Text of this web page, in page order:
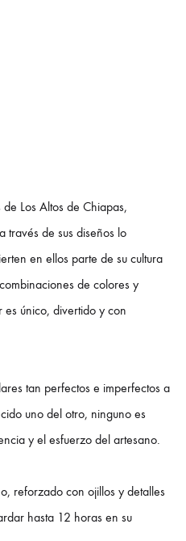
Los Altos de Chiapas,
través de sus diseños lo
en ellos parte de su cultura
de colores y
único, divertido y con
tan perfectos e imperfectos a
uno del otro, ninguno es
y el esfuerzo del artesano.
reforzado con ojillos y detalles
hasta 12 horas en su